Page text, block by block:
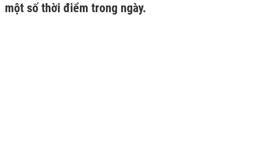
một số thời điểm trong ngày.